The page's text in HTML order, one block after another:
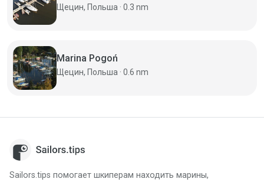
Щецин, Польша · 0.3 nm
Marina Pogoń
Щецин, Польша · 0.6 nm
Sailors.tips помогает шкиперам находить марины,